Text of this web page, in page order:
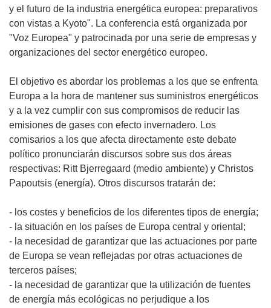
y el futuro de la industria energética europea: preparativos
con vistas a Kyoto". La conferencia está organizada por
"Voz Europea" y patrocinada por una serie de empresas y
organizaciones del sector energético europeo.
El objetivo es abordar los problemas a los que se enfrenta
Europa a la hora de mantener sus suministros energéticos
y a la vez cumplir con sus compromisos de reducir las
emisiones de gases con efecto invernadero. Los
comisarios a los que afecta directamente este debate
político pronunciarán discursos sobre sus dos áreas
respectivas: Ritt Bjerregaard (medio ambiente) y Christos
Papoutsis (energía). Otros discursos tratarán de:
- los costes y beneficios de los diferentes tipos de energía;
- la situación en los países de Europa central y oriental;
- la necesidad de garantizar que las actuaciones por parte
de Europa se vean reflejadas por otras actuaciones de
terceros países;
- la necesidad de garantizar que la utilización de fuentes
de energía más ecológicas no perjudique a los